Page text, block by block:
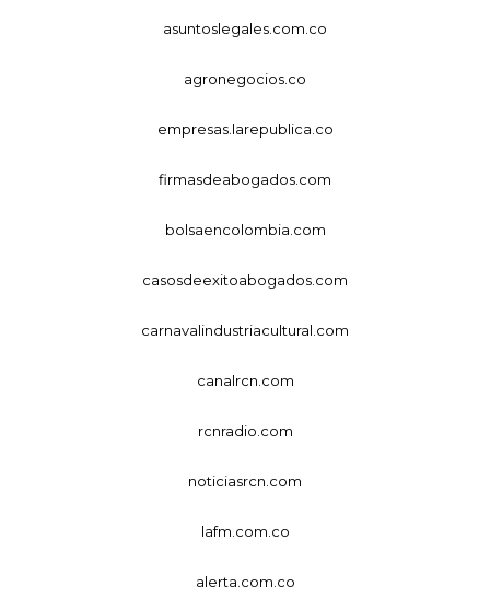
asuntoslegales.com.co
agronegocios.co
empresas.larepublica.co
firmasdeabogados.com
bolsaencolombia.com
casosdeexitoabogados.com
carnavalindustriacultural.com
canalrcn.com
rcnradio.com
noticiasrcn.com
lafm.com.co
alerta.com.co